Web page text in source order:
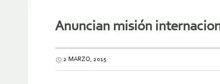
Anuncian misión
2 MARZO, 2015